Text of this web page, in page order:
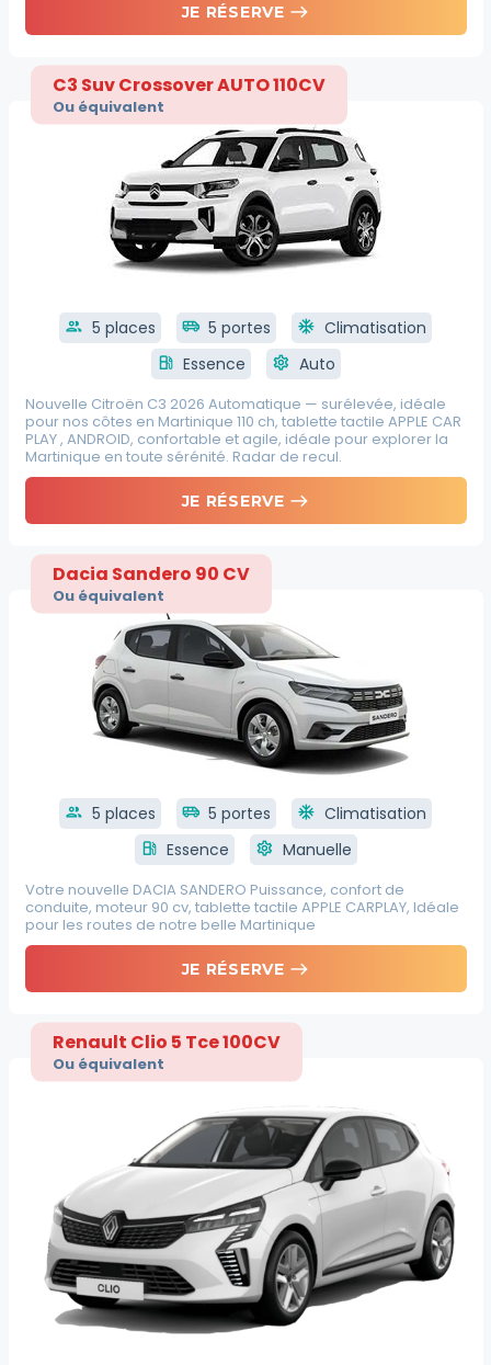
JE RÉSERVE east
C3 Suv Crossover AUTO 110CV
Ou équivalent
group 5 places airport_shuttle 5 portes ac_unit Climatisation
local_gas_station Essence settings Auto
Nouvelle Citroën C3 2026 Automatique — surélevée, idéale
pour nos côtes en Martinique 110 ch, tablette tactile APPLE CAR
PLAY , ANDROID, confortable et agile, idéale pour explorer la
Martinique en toute sérénité. Radar de recul.
JE RÉSERVE east
Dacia Sandero 90 CV
Ou équivalent
group 5 places airport_shuttle 5 portes ac_unit Climatisation
local_gas_station Essence settings Manuelle
Votre nouvelle DACIA SANDERO Puissance, confort de
conduite, moteur 90 cv, tablette tactile APPLE CARPLAY, Idéale
pour les routes de notre belle Martinique
JE RÉSERVE east
Renault Clio 5 Tce 100CV
Ou équivalent